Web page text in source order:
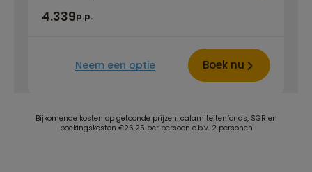
4.339p.p.
Neem een optie Boek nu
Bijkomende kosten op getoonde prijzen: calamiteitenfonds, SGR en
boekingskosten €26,25 per persoon o.b.v. 2 personen